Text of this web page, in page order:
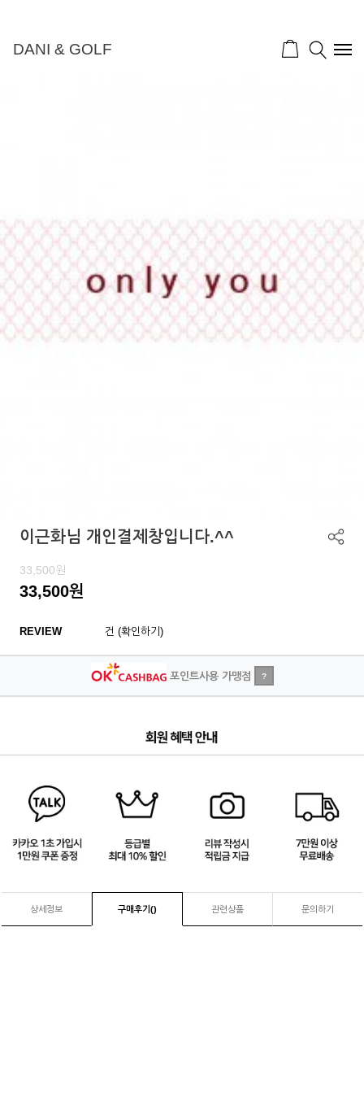
DANI & GOLF
이근화님 개인결제창입니다.^^
33,500원
33,500원
REVIEW 건 (확인하기)
포인트사용 가맹점 ?
상세정보 구매후기() 관련상품 문의하기